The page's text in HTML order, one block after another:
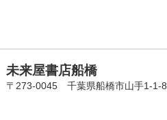
未来屋書店船橋
〒273-0045 千葉県船橋市山手1-1-8